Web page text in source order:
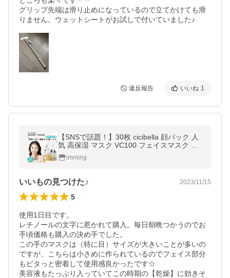
グリップ先端は滑り止めになっているので立てかけても滑
りません。ウェットシートがお試しで付いていました♪
違反報告 いいね 1
【SNSで話題！】30枚 cicibella 顔パック 人
気 高保湿 マスク VC100 フェイスマスク パ
ック 乾燥 毛穴 顔パック ツヤ トラブル肌 水
分 ビタミン キメ 高密着
imming
いいもの見つけた♪ 2023/11/15
5
使用1日目です。
レチノールの文字に惹かれて購入。毎日朝晩つかうのでお
手頃価格も購入の決め手でした。
この手のマスクは（特に目）サイズが大きいことが多いの
ですが、こちらは小さめに作られているのでフェイス部分
もピタっと密着して使用感良かったです☆
美容液もたっぷり入っていてこの時期の【乾燥】に効きそ